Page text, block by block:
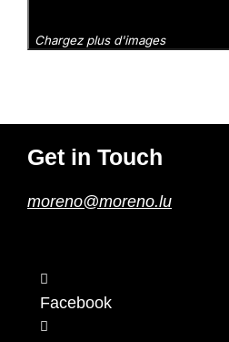
Chargez plus d'images
Get in Touch
moreno@moreno.lu

Facebook
